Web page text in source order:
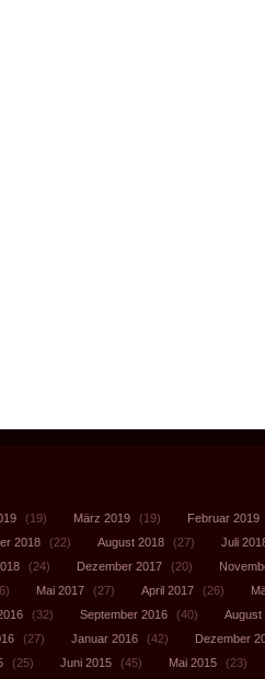
(19) März 2019 (19) Februar 2019
2018 (22) August 2018 (27)
Juli
(24) Dezember 2017 (20)
Mai 2017 (27) April 2017 (26)
(32) September 2016 (40)
August
(27) Januar 2016 (42)
Dezember
(25) Juni 2015 (45) Mai 2015
(23)